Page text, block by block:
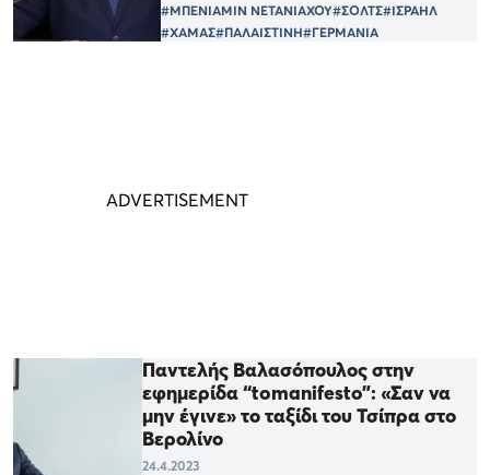
#ΜΠΕΝΙΑΜΙΝ ΝΕΤΑΝΙΑΧΟΥ#ΣΟΛΤΣ#ΙΣΡΑΗΛ
#ΧΑΜΑΣ#ΠΑΛΑΙΣΤΙΝΗ#ΓΕΡΜΑΝΙΑ
Παντελής Βαλασόπουλος στην
εφημερίδα “tomanifesto”: «Σαν να
μην έγινε» το ταξίδι του Τσίπρα στο
Βερολίνο
24.4.2023